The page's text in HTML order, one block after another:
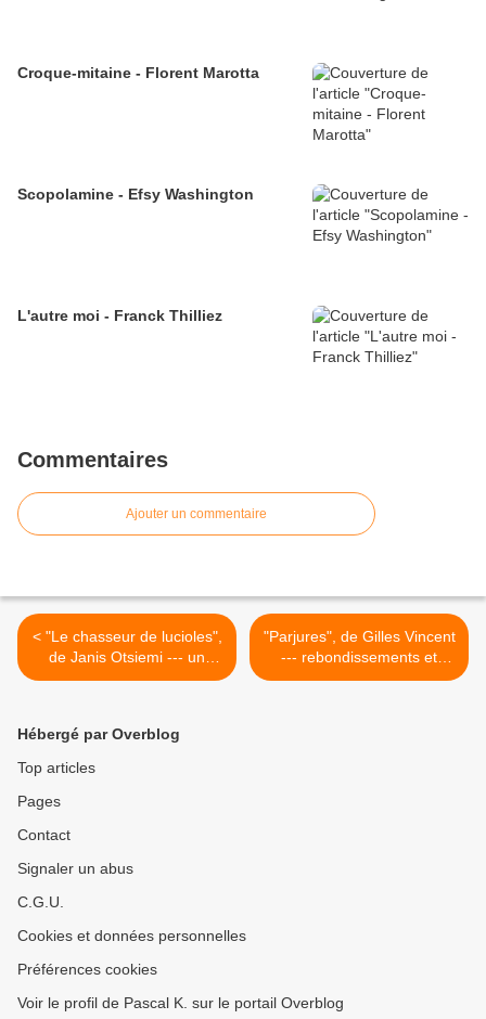
Croque-mitaine - Florent Marotta
Scopolamine - Efsy Washington
L'autre moi - Franck Thilliez
Commentaires
Ajouter un commentaire
< "Le chasseur de lucioles",
de Janis Otsiemi --- un
polar qui nous vient du
"Parjures", de Gilles Vincent
--- rebondissements et
fausses pistes, quel bluff! >
Hébergé par Overblog
Top articles
Pages
Contact
Signaler un abus
C.G.U.
Cookies et données personnelles
Préférences cookies
Voir le profil de Pascal K. sur le portail Overblog